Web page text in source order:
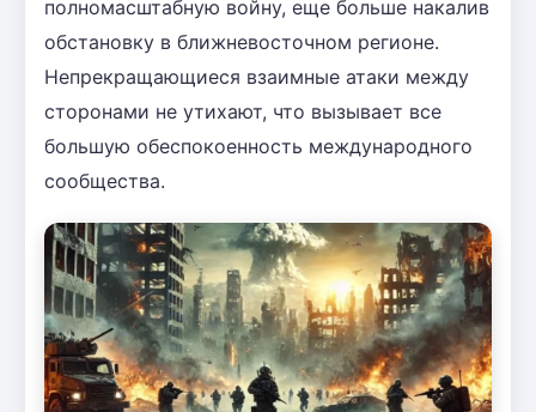
полномасштабную войну, еще больше накалив
обстановку в ближневосточном регионе.
Непрекращающиеся взаимные атаки между
сторонами не утихают, что вызывает все
большую обеспокоенность международного
сообщества.